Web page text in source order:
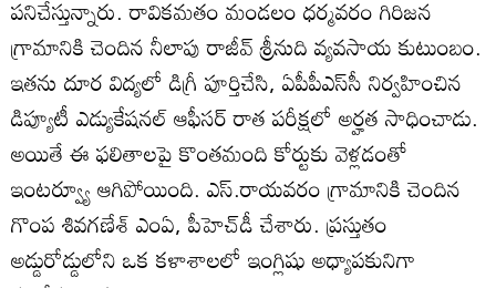
పనిచేస్తున్నారు. రావికమతం మండలం ధర్మవరం గిరిజన
గ్రామానికి చెందిన నీలాపు రాజీవ్‌ శ్రీనుది వ్యవసాయ కుటుంబం.
ఇతను దూర విద్యలో డిగ్రీ పూర్తిచేసి, ఏపీపీఎస్‌సీ నిర్వహించిన
డిప్యూటీ ఎడ్యుకేషనల్‌ ఆఫీసర్‌ రాత పరీక్షలో అర్హత సాధించాడు.
అయితే ఈ ఫలితాలపై కొంతమంది కోర్టుకు వెళ్లడంతో
ఇంటర్వ్యూ ఆగిపోయింది. ఎస్‌.రాయవరం గ్రామానికి చెందిన
గొంప శివగణేశ్‌ ఎంఏ, పీహెచ్‌డీ చేశారు. ప్రస్తుతం
అడ్డురోడ్డులోని ఒక కళాశాలలో ఇంగ్లిషు అధ్యాపకునిగా